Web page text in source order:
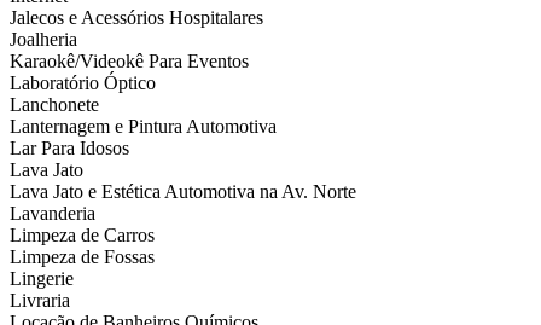
Jalecos e Acessórios Hospitalares
Joalheria
Karaokê/Videokê Para Eventos
Laboratório Óptico
Lanchonete
Lanternagem e Pintura Automotiva
Lar Para Idosos
Lava Jato
Lava Jato e Estética Automotiva na Av. Norte
Lavanderia
Limpeza de Carros
Limpeza de Fossas
Lingerie
Livraria